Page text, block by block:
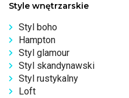
Style wnętrzarskie
Styl boho
Hampton
Styl glamour
Styl skandynawski
Styl rustykalny
Loft